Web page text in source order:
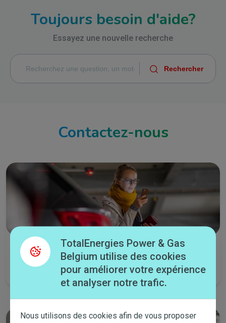
Toujours besoin d'aide?
Essayez une nouvelle recherche
Contactez-nous
Lancez un chat
Tous les jours de la semaine de 8:00 à 21:30 et le samedi de 9:00 à
TotalEnergies Power & Gas
Belgium utilise des cookies
pour améliorer votre expérience
et analyser notre trafic.
Nous utilisons des cookies afin de vous proposer